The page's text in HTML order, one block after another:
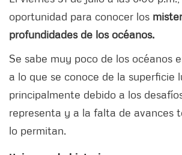
oportunidad para conocer los
profundidades de los océanos.
Se sabe muy poco de los océanos
a lo que se conoce de la superficie
principalmente debido a los
representa y a la falta de avances
lo permitan.